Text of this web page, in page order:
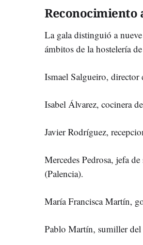
Reconocimiento
La gala distinguió a
ámbitos de la hostelería
Ismael Salgueiro,
Isabel Álvarez, cocinera
Javier Rodríguez,
Mercedes Pedrosa, jefa
(Palencia).
María Francisca Martín,
Pablo Martín, sumiller del